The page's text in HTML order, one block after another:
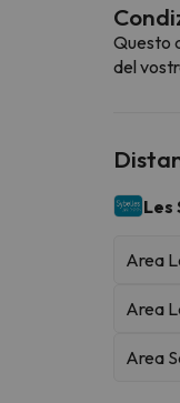
Questo
del
Les
Area
Area
Area